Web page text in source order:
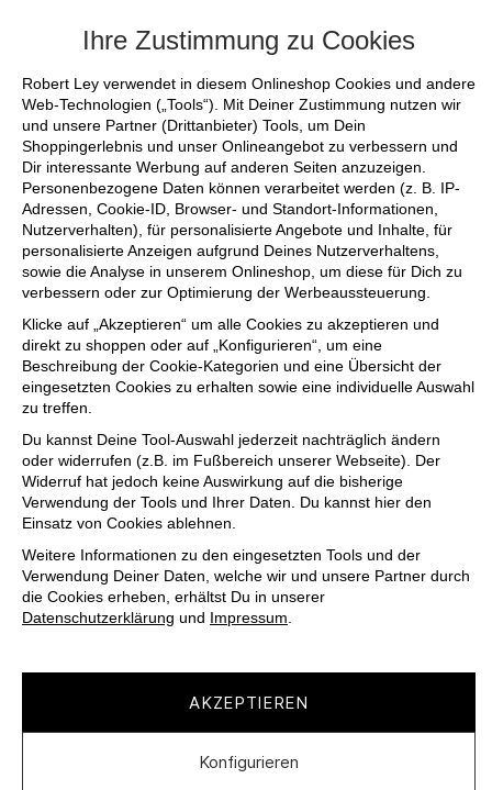
Ihre Zustimmung zu Cookies
Robert Ley verwendet in diesem Onlineshop Cookies und andere
Web-Technologien („Tools“). Mit Deiner Zustimmung nutzen wir
und unsere Partner (Drittanbieter) Tools, um Dein
Shoppingerlebnis und unser Onlineangebot zu verbessern und
Dir interessante Werbung auf anderen Seiten anzuzeigen.
Personenbezogene Daten können verarbeitet werden (z. B. IP-
Adressen, Cookie-ID, Browser- und Standort-Informationen,
Nutzerverhalten), für personalisierte Angebote und Inhalte, für
personalisierte Anzeigen aufgrund Deines Nutzerverhaltens,
sowie die Analyse in unserem Onlineshop, um diese für Dich zu
verbessern oder zur Optimierung der Werbeaussteuerung.
Klicke auf „Akzeptieren“ um alle Cookies zu akzeptieren und
direkt zu shoppen oder auf „Konfigurieren“, um eine
Beschreibung der Cookie-Kategorien und eine Übersicht der
eingesetzten Cookies zu erhalten sowie eine individuelle Auswahl
zu treffen.
Du kannst Deine Tool-Auswahl jederzeit nachträglich ändern
oder widerrufen (z.B. im Fußbereich unserer Webseite). Der
Widerruf hat jedoch keine Auswirkung auf die bisherige
Verwendung der Tools und Ihrer Daten. Du kannst hier den
Einsatz von Cookies ablehnen.
Weitere Informationen zu den eingesetzten Tools und der
Verwendung Deiner Daten, welche wir und unsere Partner durch
die Cookies erheben, erhältst Du in unserer
Datenschutzerklärung und Impressum.
AKZEPTIEREN
Konfigurieren